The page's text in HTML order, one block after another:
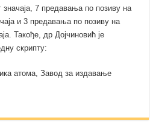
значаја, 7 предавања по позиву на
и 3 предавања по позиву на
Такође, др Дојчиновић је
скрипту:
атома, Завод за издавање